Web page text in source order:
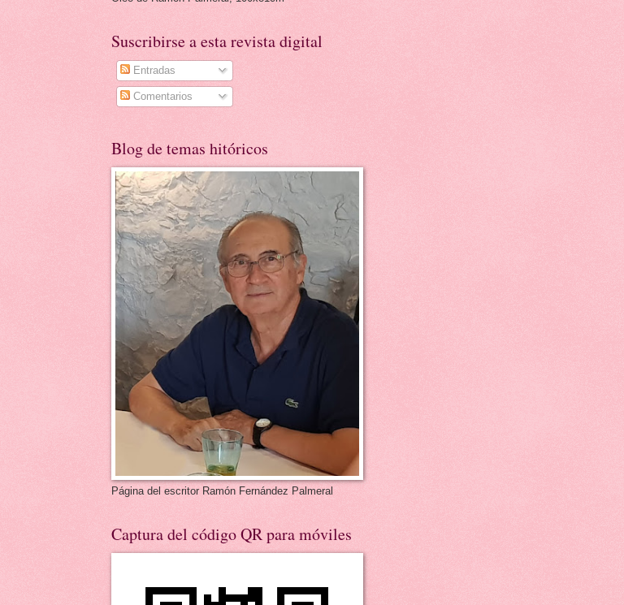
Suscribirse a esta revista digital
Entradas
Comentarios
Blog de temas hitóricos
Página del escritor Ramón Fernández Palmeral
Captura del código QR para móviles